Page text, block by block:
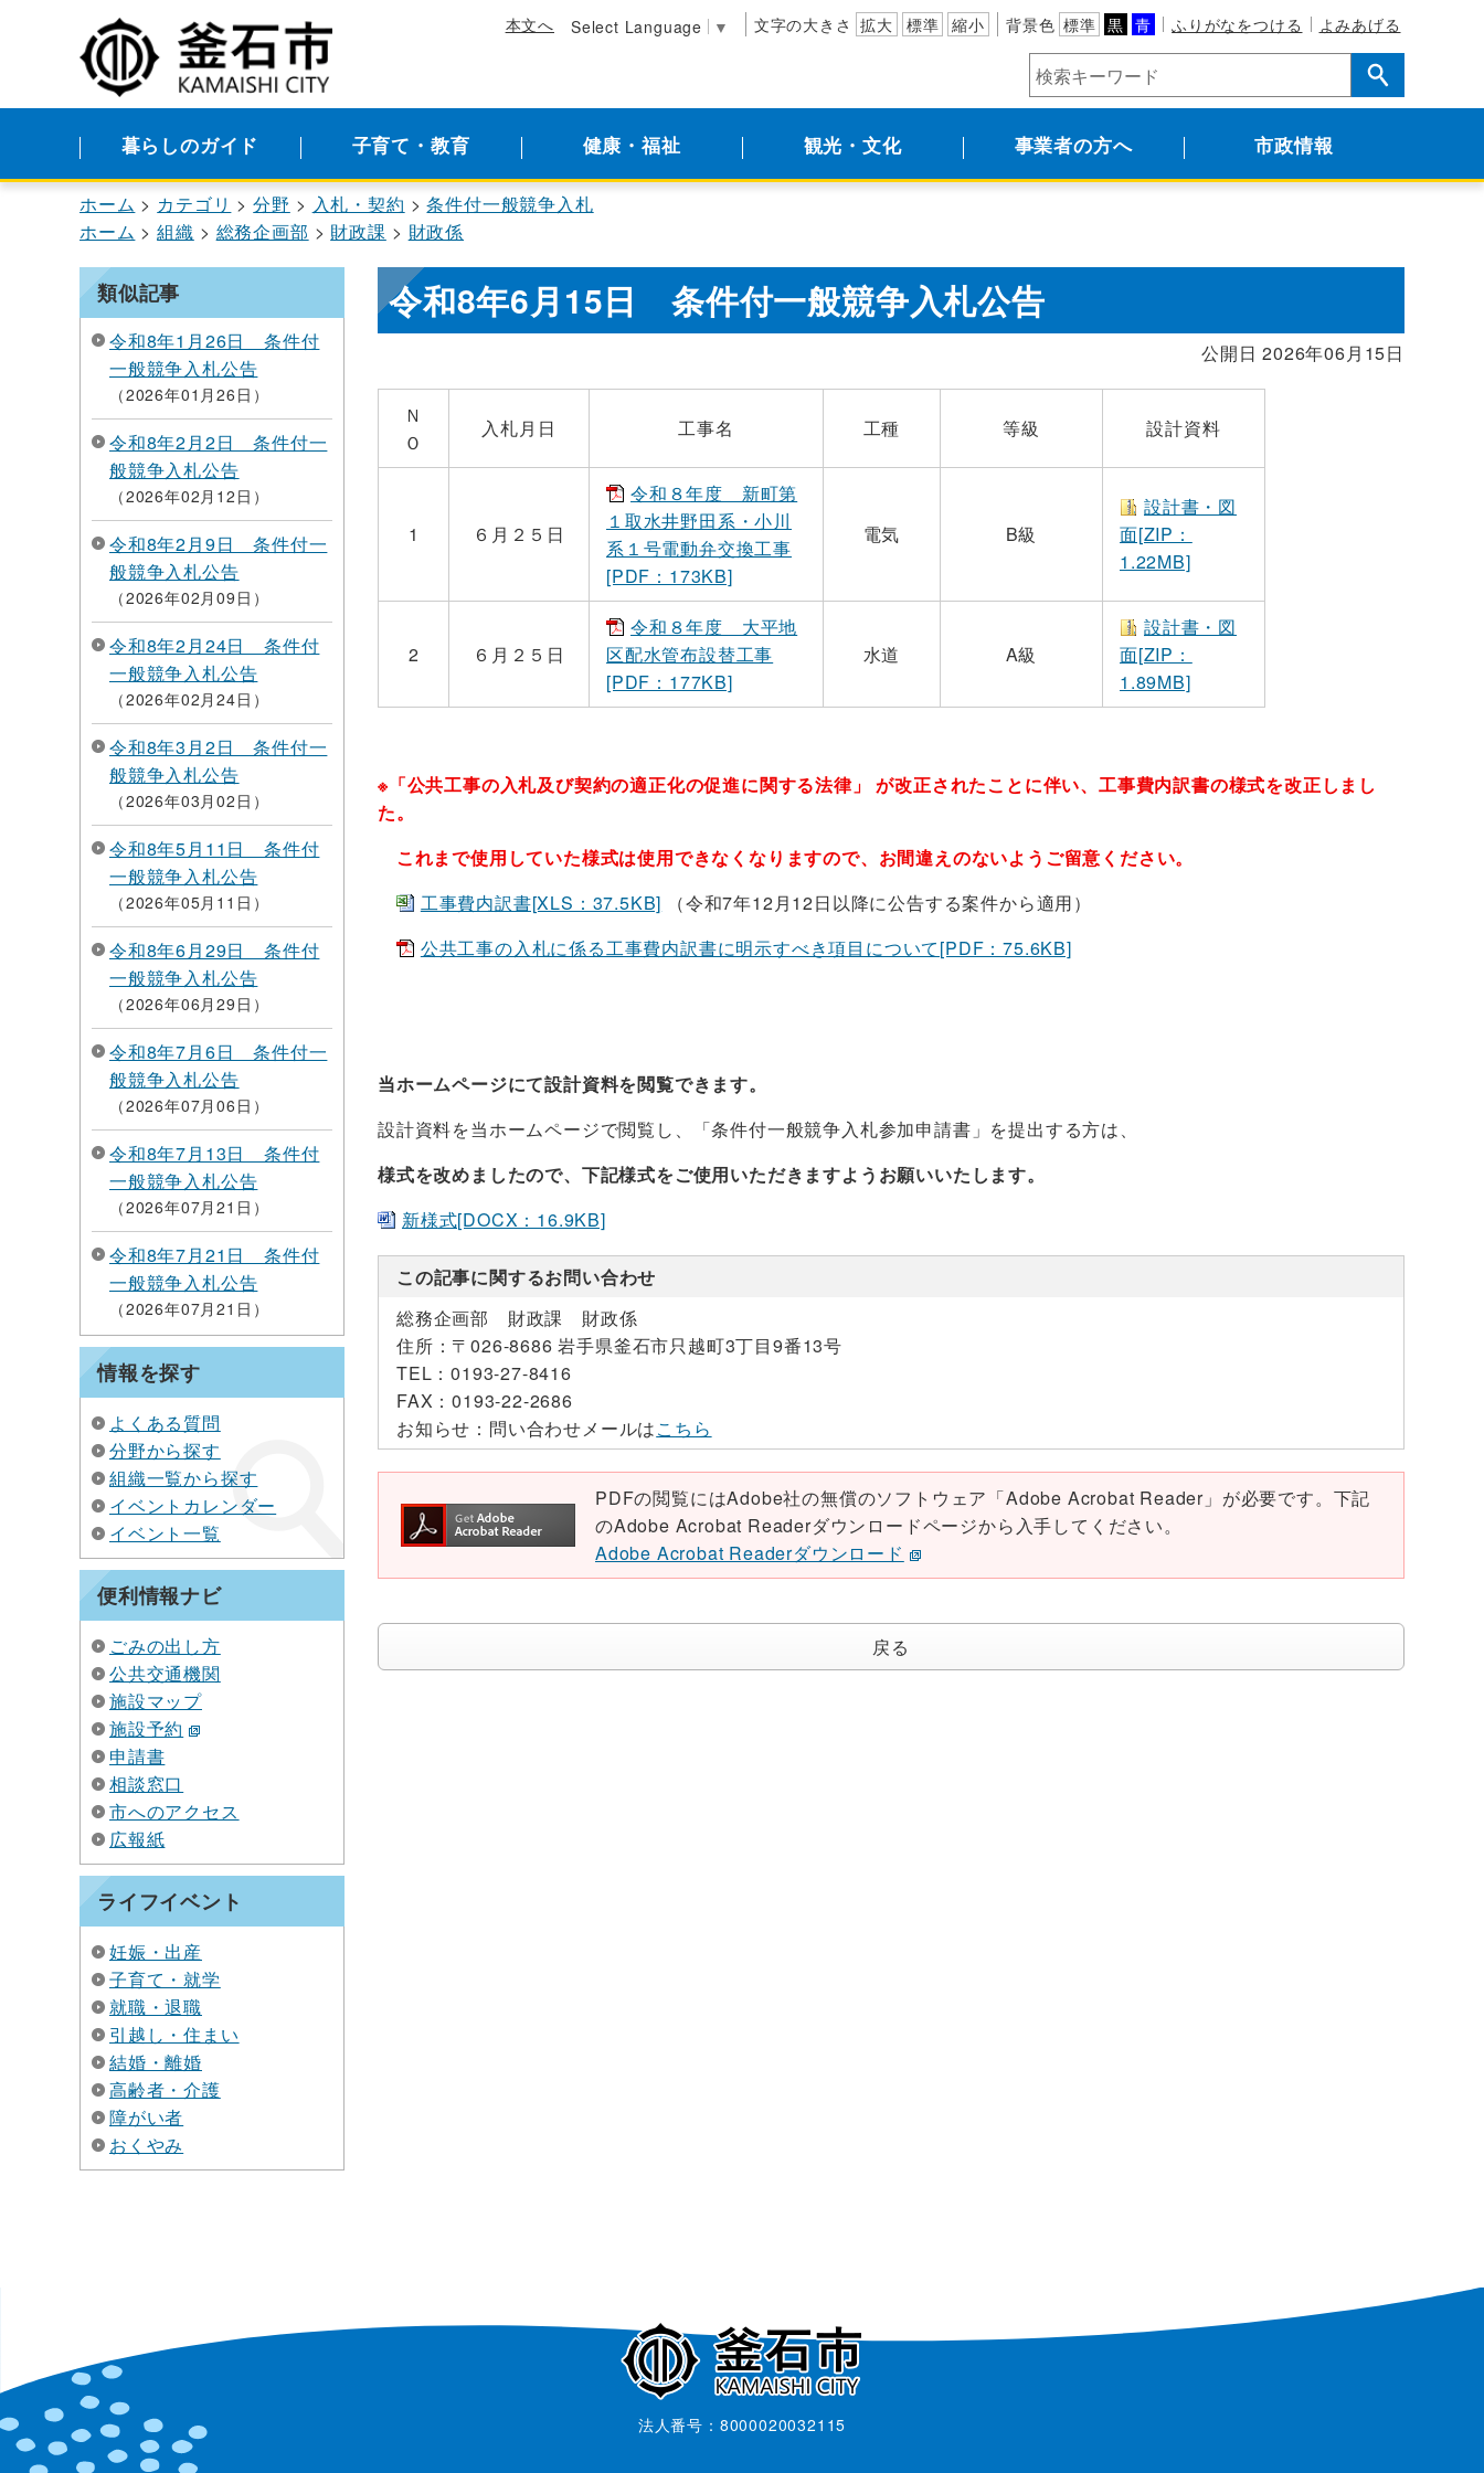
本文へ Select Language ▼ 文字の大きさ 拡大 標準 縮小 背景色 標準 黒 青 ふりがなをつける よみあげる
暮らしのガイド 子育て・教育 健康・福祉 観光・文化 事業者の方へ 市政情報
ホーム カテゴリ 分野 入札・契約
条件付一般競争入札
ホーム
組織 総務企画部 財政課 財政係
類似記事
令和8年1月26日 条件付
一般競争入札公告
2026年01月26日
令和8年2月2日 条件付一
般競争入札公告
2026年02月12日
令和8年2月9日 条件付一
般競争入札公告
2026年02月09日
令和8年2月24日 条件付
一般競争入札公告
2026年02月24日
令和8年3月2日 条件付一
般競争入札公告
2026年03月02日
令和8年5月11日 条件付
一般競争入札公告
2026年05月11日
令和8年6月29日 条件付
一般競争入札公告
2026年06月29日
令和8年7月6日 条件付一
般競争入札公告
2026年07月06日
令和8年7月13日 条件付
一般競争入札公告
2026年07月21日
令和8年7月21日 条件付
一般競争入札公告
2026年07月21日
情報を探す
よくある質問
分野から探す
組織一覧から探す
イベントカレンダー
イベント一覧
便利情報ナビ
ごみの出し方
公共交通機関
施設マップ
施設予約
申請書
相談窓口
市へのアクセス
広報紙
ライフイベント
妊娠・出産
子育て・就学
就職・退職
引越し・住まい
結婚・離婚
高齢者・介護
障がい者
おくやみ
令和8年6月15日 条件付一般競争入札公告
公開日 2026年06月15日
Ｎ
Ｏ
入札月日 工事名 工種 等級 設計資料
1 ６月２５日
令和８年度 新町第
１取水井野田系・小川
系１号電動弁交換工事
[PDF：173KB]
電気 B級
設計書・図
面[ZIP：
1.22MB]
2 ６月２５日
令和８年度 大平地
区配水管布設替工事
[PDF：177KB]
水道 A級
設計書・図
面[ZIP：
1.89MB]
※「公共工事の入札及び契約の適正化の促進に関する法律」 が改正されたことに伴い、工事費内訳書の様式を改正しまし
た。
これまで使用していた様式は使用できなくなりますので、お間違えのないようご留意ください。
工事費内訳書[XLS：37.5KB] （令和7年12月12日以降に公告する案件から適用）
公共工事の入札に係る工事費内訳書に明示すべき項目について[PDF：75.6KB]
当ホームページにて設計資料を閲覧できます。
設計資料を当ホームページで閲覧し、「条件付一般競争入札参加申請書」を提出する方は、
様式を改めましたので、下記様式をご使用いただきますようお願いいたします。
新様式[DOCX：16.9KB]
この記事に関するお問い合わせ
総務企画部 財政課 財政係
住所： 〒026-8686 岩手県釜石市只越町3丁目9番13号
TEL：0193-27-8416
FAX：0193-22-2686
お知らせ： 問い合わせメールはこちら
PDFの閲覧にはAdobe社の無償のソフトウェア「Adobe Acrobat Reader」が必要です。下記
のAdobe Acrobat Readerダウンロードページから入手してください。
Adobe Acrobat Readerダウンロード
戻る
法人番号：8000020032115